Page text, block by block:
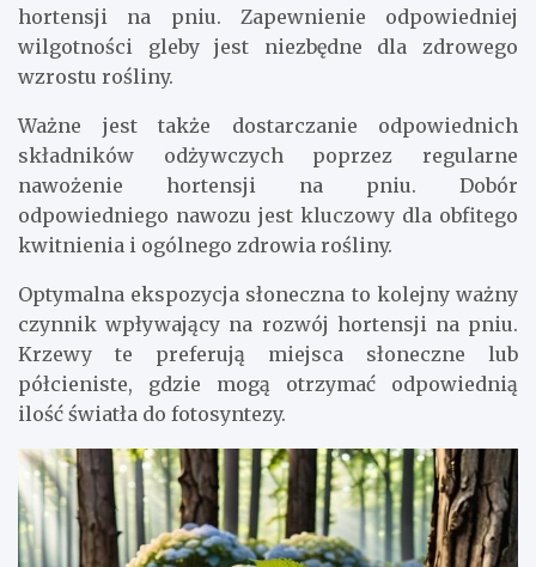
hortensji na pniu. Zapewnienie odpowiedniej
wilgotności gleby jest niezbędne dla zdrowego
wzrostu rośliny.
Ważne jest także dostarczanie odpowiednich
składników odżywczych poprzez regularne
nawożenie hortensji na pniu. Dobór
odpowiedniego nawozu jest kluczowy dla obfitego
kwitnienia i ogólnego zdrowia rośliny.
Optymalna ekspozycja słoneczna to kolejny ważny
czynnik wpływający na rozwój hortensji na pniu.
Krzewy te preferują miejsca słoneczne lub
półcieniste, gdzie mogą otrzymać odpowiednią
ilość światła do fotosyntezy.